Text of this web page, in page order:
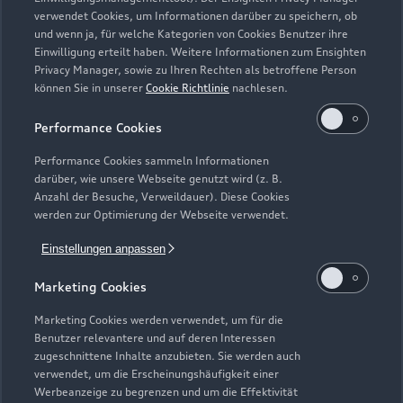
verwendet Cookies, um Informationen darüber zu speichern, ob
und wenn ja, für welche Kategorien von Cookies Benutzer ihre
Einwilligung erteilt haben. Weitere Informationen zum Ensighten
Privacy Manager, sowie zu Ihren Rechten als betroffene Person
können Sie in unserer Cookie Richtlinie nachlesen.
Performance Cookies
Performance Cookies sammeln Informationen
darüber, wie unsere Webseite genutzt wird (z. B.
Anzahl der Besuche, Verweildauer). Diese Cookies
werden zur Optimierung der Webseite verwendet.
Einstellungen anpassen
Marketing Cookies
Marketing Cookies werden verwendet, um für die
Benutzer relevantere und auf deren Interessen
zugeschnittene Inhalte anzubieten. Sie werden auch
verwendet, um die Erscheinungshäufigkeit einer
Werbeanzeige zu begrenzen und um die Effektivität
Zurück nach oben
Modelle
Elektromodelle
Plug-in-Hybride
Neuwagensuche
Gebrauchtwagensuche
Geschäftskunden
Service & Zubehör
Saisonale Angebote
Audi Services
Garantie
Audi digital services
myAudi
Support
Audi Code
Häufige Fragen (FAQ)
Über Audi
Unternehmen
Karriere
Investor Relations